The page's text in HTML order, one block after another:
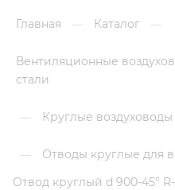
Главная — Каталог —
Вентиляционные
стали
— Круглые
— Отводы круглые для
Отвод круглый d 900-45°